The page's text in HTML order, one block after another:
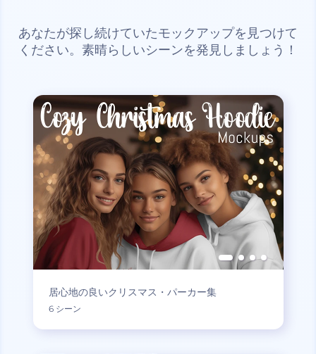
あなたが探し続けていたモックアップを見つけて
ください。素晴らしいシーンを発見しましょう！
居心地の良いクリスマス・パーカー集
6 シーン